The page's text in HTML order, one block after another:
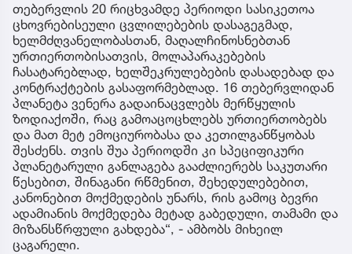
თებერვლის 20 რიცხვამდე პერიოდი სასიკეთოა
ცხოვრებისეული ცვლილებების დასაგეგმად,
ხელმძღვანელობასთან, მაღალჩინოსნებთან
ურთიერთობისათვის, მოლაპარაკებების
ჩასატარებლად, ხელშეკრულებების დასადებად და
კონტრაქტების გასაფორმებლად. 16 თებერვლიდან
პლანეტა ვენერა გადაინაცვლებს მერწყულის
ზოდიაქოში, რაც გამოაცოცხლებს ურთიერთობებს
და მათ მეტ ემოციურობასა და კეთილგანწყობას
შესძენს. თვის შუა პერიოდში კი სპეციფიკური
პლანეტარული განლაგება გააძლიერებს საკუთარი
წესებით, შინაგანი რწმენით, შეხედულებებით,
კანონებით მოქმედების უნარს, რის გამოც ბევრი
ადამიანის მოქმედება მეტად გაბედული, თამამი და
მიზანსწრფული გახდება“, - ამბობს მიხეილ
ცაგარელი.